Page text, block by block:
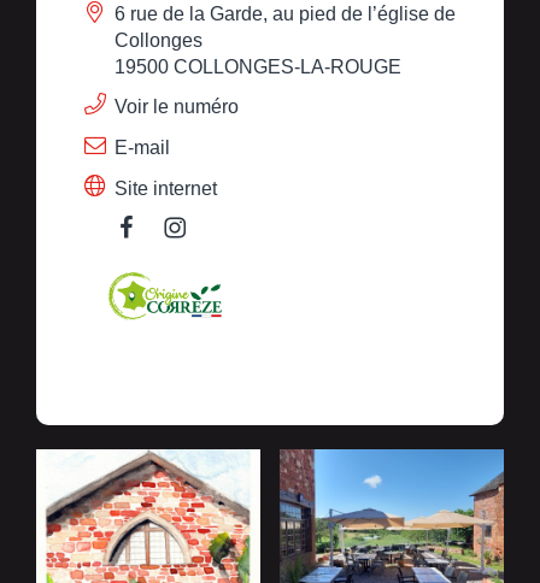
6 rue de la Garde, au pied de l’église de
Collonges
19500 COLLONGES-LA-ROUGE
Voir le numéro
E-mail
Site internet